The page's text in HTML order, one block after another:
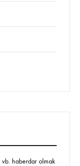
vb. haberdar olmak